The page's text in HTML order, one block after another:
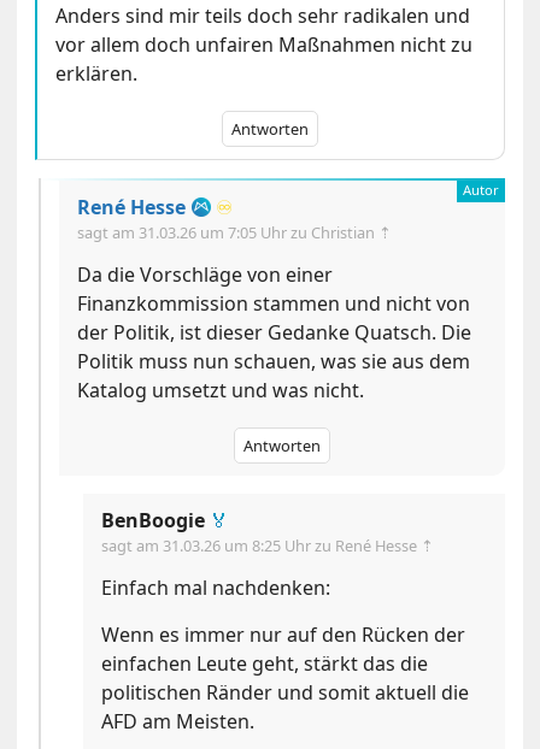
Anders sind mir teils doch sehr radikalen und
vor allem doch unfairen Maßnahmen nicht zu
erklären.
Antworten
René Hesse ♾️
sagt am 31.03.26 um 7:05 Uhrzu Christian ⇡
Da die Vorschläge von einer
Finanzkommission stammen und nicht von
der Politik, ist dieser Gedanke Quatsch. Die
Politik muss nun schauen, was sie aus dem
Katalog umsetzt und was nicht.
Antworten
BenBoogie 🏅
sagt am 31.03.26 um 8:25 Uhrzu René Hesse ⇡
Einfach mal nachdenken:
Wenn es immer nur auf den Rücken der
einfachen Leute geht, stärkt das die
politischen Ränder und somit aktuell die
AFD am Meisten.